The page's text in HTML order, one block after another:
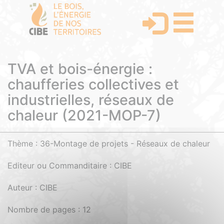
TVA et bois-énergie :
chaufferies collectives et
industrielles, réseaux de
chaleur (2021-MOP-7)
Thème : 36-Montage de projets - Réseaux de chaleur
Editeur ou Commanditaire : CIBE
Auteur : CIBE
Nombre de pages : 12